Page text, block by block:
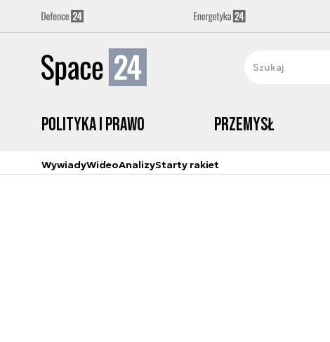
Polityka i prawo Przemysł
WywiadyWideoAnalizyStarty rakiet